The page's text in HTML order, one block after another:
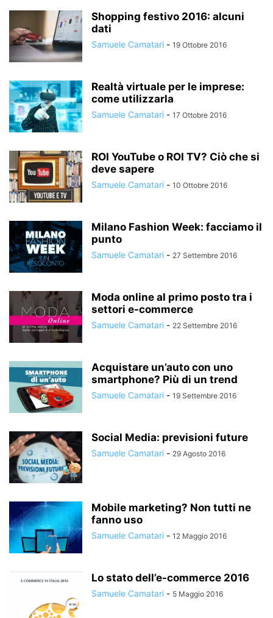
Shopping festivo 2016: alcuni
dati
Samuele Camatari - 19 Ottobre 2016
Realtà virtuale per le imprese:
come utilizzarla
Samuele Camatari - 17 Ottobre 2016
ROI YouTube o ROI TV? Ciò che si
deve sapere
Samuele Camatari - 10 Ottobre 2016
Milano Fashion Week: facciamo il
punto
Samuele Camatari - 27 Settembre 2016
Moda online al primo posto tra i
settori e-commerce
Samuele Camatari - 22 Settembre 2016
Acquistare un’auto con uno
smartphone? Più di un trend
Samuele Camatari - 19 Settembre 2016
Social Media: previsioni future
Samuele Camatari - 29 Agosto 2016
Mobile marketing? Non tutti ne
fanno uso
Samuele Camatari - 12 Maggio 2016
Lo stato dell’e-commerce 2016
Samuele Camatari - 5 Maggio 2016